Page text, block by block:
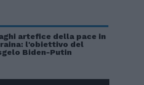
artefice della pace in
l'obiettivo del
Biden-Putin